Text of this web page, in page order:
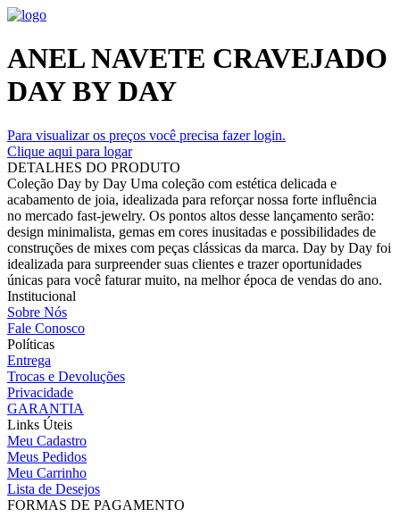
ANEL NAVETE CRAVEJADO
DAY BY DAY
Para visualizar os preços você precisa fazer login.
Clique aqui para logar
DETALHES DO PRODUTO
Coleção Day by Day Uma coleção com estética delicada e
acabamento de joia, idealizada para reforçar nossa forte influência
no mercado fast-jewelry. Os pontos altos desse lançamento serão:
design minimalista, gemas em cores inusitadas e possibilidades de
construções de mixes com peças clássicas da marca. Day by Day foi
idealizada para surpreender suas clientes e trazer oportunidades
únicas para você faturar muito, na melhor época de vendas do ano.
Institucional
Sobre Nós
Fale Conosco
Políticas
Entrega
Trocas e Devoluções
Privacidade
GARANTIA
Links Úteis
Meu Cadastro
Meus Pedidos
Meu Carrinho
Lista de Desejos
FORMAS DE PAGAMENTO